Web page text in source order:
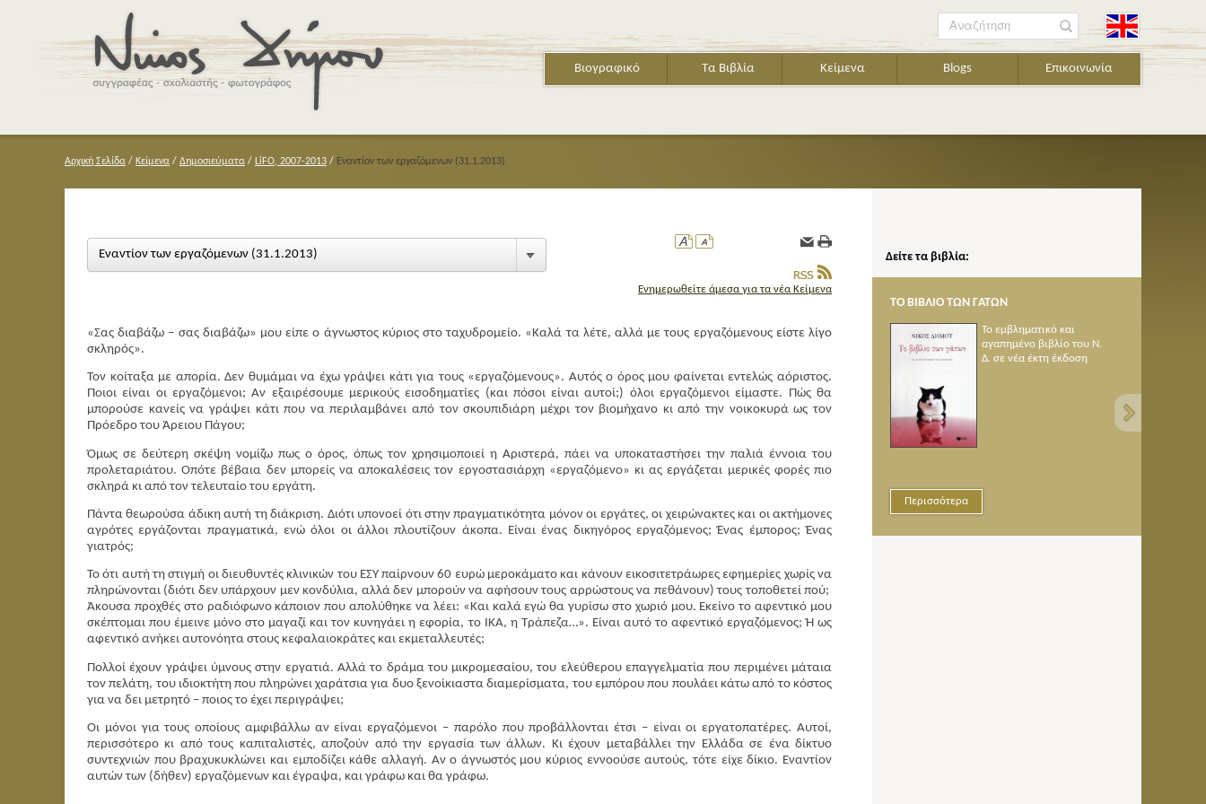
Βιογραφικό Τα Βιβλία Κείμενα Blogs Επικοινωνία
Αναζήτηση
Αρχική Σελίδα / Κείμενα / Δημοσιεύματα / LiFO, 2007-2013 / Εναντίον των εργαζόμενων (31.1.2013)
Ενημερωθείτε άμεσα για τα νέα Κείμενα
Εναντίον των εργαζόμενων (31.1.2013)
«Σας διαβάζω – σας διαβάζω» μου είπε ο άγνωστος κύριος στο ταχυδρομείο. «Καλά τα λέτε, αλλά με τους εργαζόμενους είστε λίγο
σκληρός».
Τον κοίταξα με απορία. Δεν θυμάμαι να έχω γράψει κάτι για τους «εργαζόμενους». Αυτός ο όρος μου φαίνεται εντελώς αόριστος.
Ποιοι είναι οι εργαζόμενοι; Αν εξαιρέσουμε μερικούς εισοδηματίες (και πόσοι είναι αυτοί;) όλοι εργαζόμενοι είμαστε. Πώς θα
μπορούσε κανείς να γράψει κάτι που να περιλαμβάνει από τον σκουπιδιάρη μέχρι τον βιομήχανο κι από την νοικοκυρά ως τον
Πρόεδρο του Άρειου Πάγου;
Όμως σε δεύτερη σκέψη νομίζω πως ο όρος, όπως τον χρησιμοποιεί η Αριστερά, πάει να υποκαταστήσει την παλιά έννοια του
προλεταριάτου. Οπότε βέβαια δεν μπορείς να αποκαλέσεις τον εργοστασιάρχη «εργαζόμενο» κι ας εργάζεται μερικές φορές πιο
σκληρά κι από τον τελευταίο του εργάτη.
Πάντα θεωρούσα άδικη αυτή τη διάκριση. Διότι υπονοεί ότι στην πραγματικότητα μόνον οι εργάτες, οι χειρώνακτες και οι ακτήμονες
αγρότες εργάζονται πραγματικά, ενώ όλοι οι άλλοι πλουτίζουν άκοπα. Είναι ένας δικηγόρος εργαζόμενος; Ένας έμπορος; Ένας
γιατρός;
Το ότι αυτή τη στιγμή οι διευθυντές κλινικών του ΕΣΥ παίρνουν 60 ευρώ μεροκάματο και κάνουν εικοσιτετράωρες εφημερίες χωρίς να
πληρώνονται (διότι δεν υπάρχουν μεν κονδύλια, αλλά δεν μπορούν να αφήσουν τους αρρώστους να πεθάνουν) τους τοποθετεί πού;
Άκουσα προχθές στο ραδιόφωνο κάποιον που απολύθηκε να λέει: «Και καλά εγώ θα γυρίσω στο χωριό μου. Εκείνο το αφεντικό μου
σκέπτομαι που έμεινε μόνο στο μαγαζί και τον κυνηγάει η εφορία, το ΙΚΑ, η Τράπεζα…». Είναι αυτό το αφεντικό εργαζόμενος; Ή ως
αφεντικό ανήκει αυτονόητα στους κεφαλαιοκράτες και εκμεταλλευτές;
Πολλοί έχουν γράψει ύμνους στην εργατιά. Αλλά το δράμα του μικρομεσαίου, του ελεύθερου επαγγελματία που περιμένει μάταια
τον πελάτη, του ιδιοκτήτη που πληρώνει χαράτσια για δυο ξενοίκιαστα διαμερίσματα, του εμπόρου που πουλάει κάτω από το κόστος
για να δει μετρητό – ποιος το έχει περιγράψει;
Οι μόνοι για τους οποίους αμφιβάλλω αν είναι εργαζόμενοι – παρόλο που προβάλλονται έτσι – είναι οι εργατοπατέρες. Αυτοί,
περισσότερο κι από τους καπιταλιστές, αποζούν από την εργασία των άλλων. Κι έχουν μεταβάλλει την Ελλάδα σε ένα δίκτυο
συντεχνιών που βραχυκυκλώνει και εμποδίζει κάθε αλλαγή. Αν ο άγνωστός μου κύριος εννοούσε αυτούς, τότε είχε δίκιο. Εναντίον
αυτών των (δήθεν) εργαζόμενων και έγραψα, και γράφω και θα γράφω.
Δείτε τα βιβλία:
ΤΟ ΒΙΒΛΙΟ ΤΩΝ ΓΑΤΩΝ
Το εμβληματικό και
αγαπημένο βιβλίο του Ν.
Δ. σε νέα έκτη έκδοση